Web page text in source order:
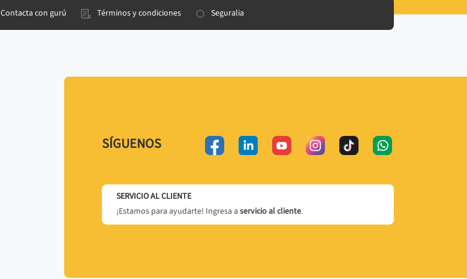
Contacta con gurú Términos y condiciones Seguralia
SÍGUENOS
SERVICIO AL CLIENTE
¡Estamos para ayudarte! Ingresa a servicio al cliente.